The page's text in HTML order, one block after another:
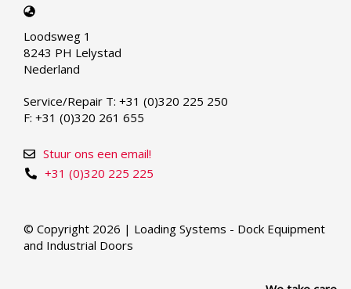
Select
language
Loodsweg 1
8243 PH Lelystad
Nederland
Service/Repair T: +31 (0)320 225 250
F: +31 (0)320 261 655
+31 (0)320 225 225
Stuur ons een email!
© Copyright 2026 | Loading Systems - Dock Equipment
and Industrial Doors